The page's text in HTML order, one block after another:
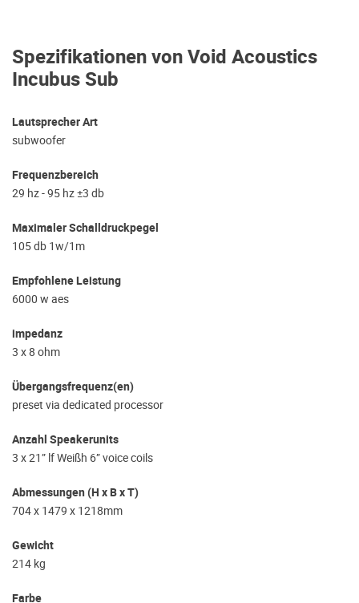
Spezifikationen von Void Acoustics
Incubus Sub
Lautsprecher Art
subwoofer
Frequenzbereich
29 hz - 95 hz ±3 db
Maximaler Schalldruckpegel
105 db 1w/1m
Empfohlene Leistung
6000 w aes
impedanz
3 x 8 ohm
Übergangsfrequenz(en)
preset via dedicated processor
Anzahl Speakerunits
3 x 21” lf Weißh 6” voice coils
Abmessungen (H x B x T)
704 x 1479 x 1218mm
Gewicht
214 kg
Farbe